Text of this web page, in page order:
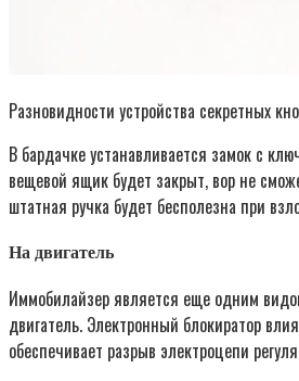
Разновидности устройства секретных
В бардачке устанавливается замок с
вещевой ящик будет закрыт, вор не
штатная ручка будет бесполезна при
На двигатель
Иммобилайзер является еще одним
двигатель. Электронный блокиратор
обеспечивает разрыв электроцепи